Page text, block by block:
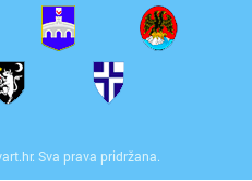
Sva prava pridržana.